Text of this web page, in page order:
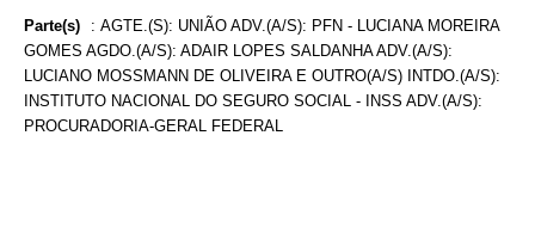
Parte(s) : AGTE.(S): UNIÃO ADV.(A/S): PFN - LUCIANA MOREIRA
GOMES AGDO.(A/S): ADAIR LOPES SALDANHA ADV.(A/S):
LUCIANO MOSSMANN DE OLIVEIRA E OUTRO(A/S) INTDO.(A/S):
INSTITUTO NACIONAL DO SEGURO SOCIAL - INSS ADV.(A/S):
PROCURADORIA-GERAL FEDERAL